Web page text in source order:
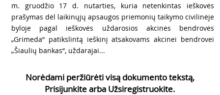
m. gruodžio 17 d. nutarties, kuria netenkintas ieškovės
prašymas dėl laikinųjų apsaugos priemonių taikymo civilinėje
byloje pagal ieškovės uždarosios akcinės bendrovės
„Grimeda“ patikslintą ieškinį atsakovams akcinei bendrovei
„Šiaulių bankas“, uždarajai...
Norėdami peržiūrėti visą dokumento tekstą,
Prisijunkite arba Užsiregistruokite.